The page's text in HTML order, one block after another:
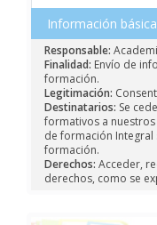
Información
Responsable:
Finalidad: Envío de
formación.
Legitimación:
Destinatarios: Se
formativos a nuestros
de formación Integral
formación.
Derechos: Acceder,
derechos, como se